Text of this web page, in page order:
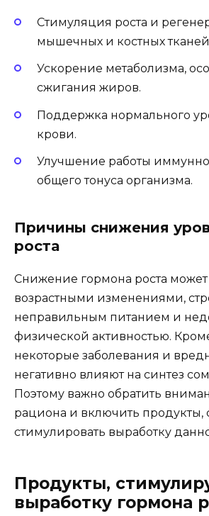
Стимуляция роста и
мышечных и костных
Ускорение метаболизма,
сжигания жиров.
Поддержка нормального
крови.
Улучшение работы
общего тонуса организма.
Причины снижения
роста
Снижение гормона роста может
возрастными изменениями,
неправильным питанием и
физической активностью.
некоторые заболевания и
негативно влияют на синтез
Поэтому важно обратить
рациона и включить продукты,
стимулировать выработку
Продукты,
выработку гормона